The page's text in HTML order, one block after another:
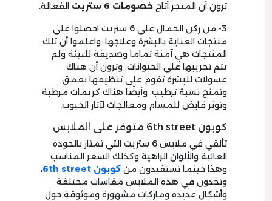
ترون أن المتجر أتاح خصومات 6 ستريت الفعالة.
3- من ركن الجمال على 6 ستريت احصلوا على
منتجات العناية بالبشرة وعلاجها، واعلموا أن تلك
المنتجات هي آمنة تماما وصديقة للبيئة ولم
يتم تجريبها على الحيوانات، وترون أن هناك
غسولات للبشرة تقوم على تنظيفها بعمق
وتمنح نسبة ترطيب، وأيضًا هناك كريمات مرطبة
وتونر قابض للمسام ومعالجات لآثار الحبوب.
كوبون 6th street متوفر على الملابس
تألقي في ملابس 6 ستريت التي تمتاز بالجودة
العالية والألوان الزاهية وكذلك السعر المناسب
وهذا حينما تستفيدون من كوبون 6 th street
،
وتجدون في هذه الملابس مقاسات مختلفة
وأشكال عديدة وماركات مشهورة وموثوقة حول